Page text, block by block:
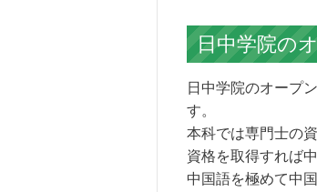
日中学院の
日中学院のオープ
す。
本科では専門士の
資格を取得すれば
中国語を極めて中